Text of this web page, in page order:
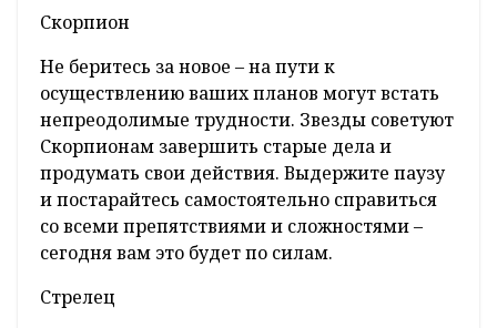
Скорпион
Не беритесь за новое – на пути к
осуществлению ваших планов могут встать
непреодолимые трудности. Звезды советуют
Скорпионам завершить старые дела и
продумать свои действия. Выдержите паузу
и постарайтесь самостоятельно справиться
со всеми препятствиями и сложностями –
сегодня вам это будет по силам.
Стрелец